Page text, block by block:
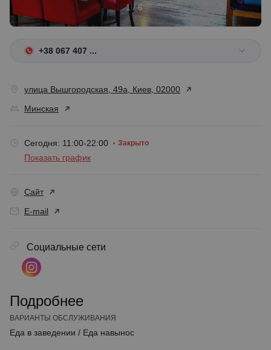
1 / 6
+38 067 407 ...
улица Вышгородская, 49а, Киев, 02000
Минская
Сегодня: 11:00-22:00 Закрыто
Показать график
Сайт
E-mail
Социальные сети
Подробнее
ВАРИАНТЫ ОБСЛУЖИВАНИЯ
Еда в заведении / Еда навынос